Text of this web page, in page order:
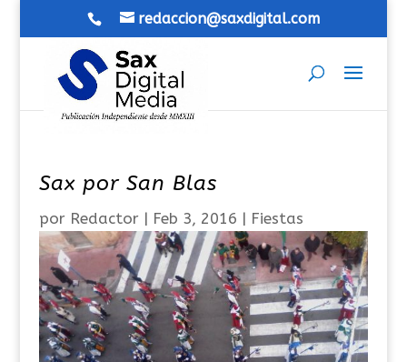
redaccion@saxdigital.com
Sax por San Blas
por Redactor| Feb 3, 2016 | Fiestas